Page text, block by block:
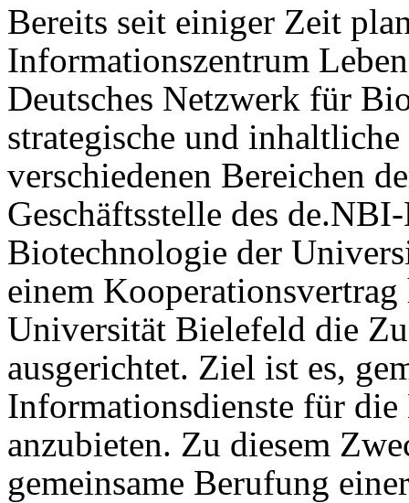
Bereits seit einiger Zeit
Informationszentrum
Deutsches Netzwerk für
strategische und
verschiedenen Bereichen
Geschäftsstelle des
Biotechnologie der
einem
Universität Bielefeld die
ausgerichtet. Ziel ist es,
Informationsdienste für die
anzubieten. Zu diesem
gemeinsame Berufung